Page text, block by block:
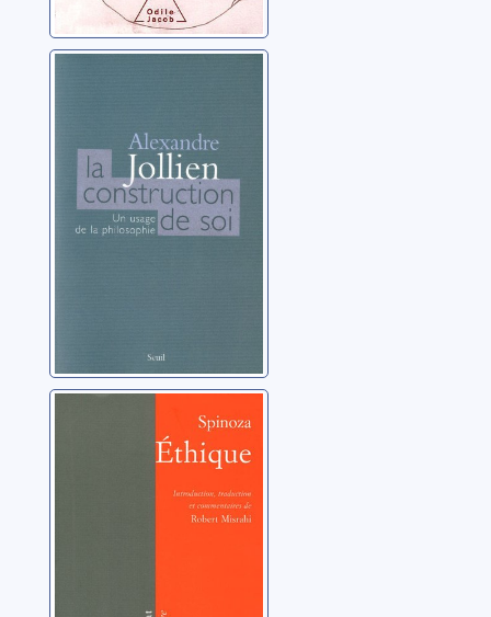
de la philosophie
Jollien, Alexandre
Spinoza, Baruch (1632-